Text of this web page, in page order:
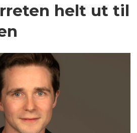
helt ut til